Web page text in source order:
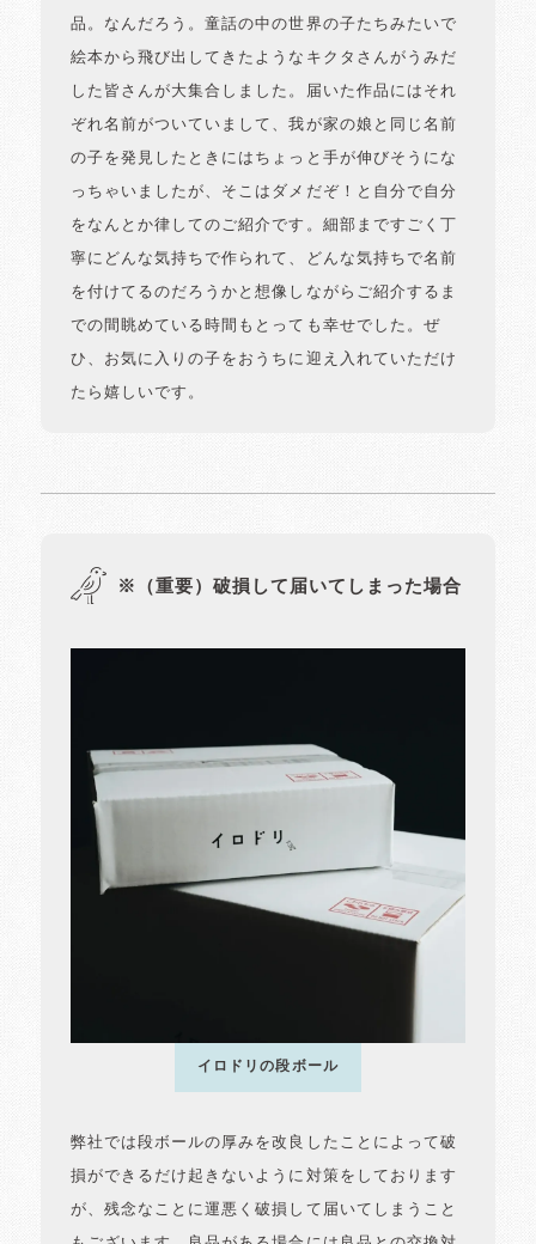
品。なんだろう。童話の中の世界の子たちみたいで
絵本から飛び出してきたようなキクタさんがうみだ
した皆さんが大集合しました。届いた作品にはそれ
ぞれ名前がついていまして、我が家の娘と同じ名前
の子を発見したときにはちょっと手が伸びそうにな
っちゃいましたが、そこはダメだぞ！と自分で自分
をなんとか律してのご紹介です。細部まですごく丁
寧にどんな気持ちで作られて、どんな気持ちで名前
を付けてるのだろうかと想像しながらご紹介するま
での間眺めている時間もとっても幸せでした。ぜ
ひ、お気に入りの子をおうちに迎え入れていただけ
たら嬉しいです。
※（重要）破損して届いてしまった場合
イロドリの段ボール
弊社では段ボールの厚みを改良したことによって破
損ができるだけ起きないように対策をしております
が、残念なことに運悪く破損して届いてしまうこと